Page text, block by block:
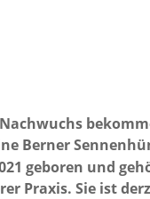
Berner
geboren und
Praxis. Sie ist